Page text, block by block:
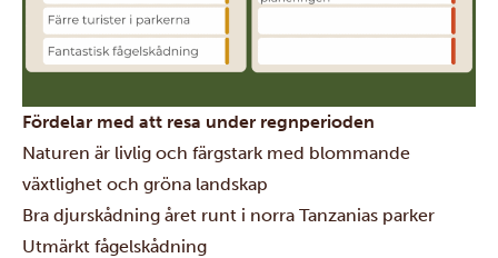
Fördelar med att resa under regnperioden
Naturen är livlig och färgstark med blommande
växtlighet och gröna landskap
Bra djurskådning året runt i norra Tanzanias parker
Utmärkt fågelskådning